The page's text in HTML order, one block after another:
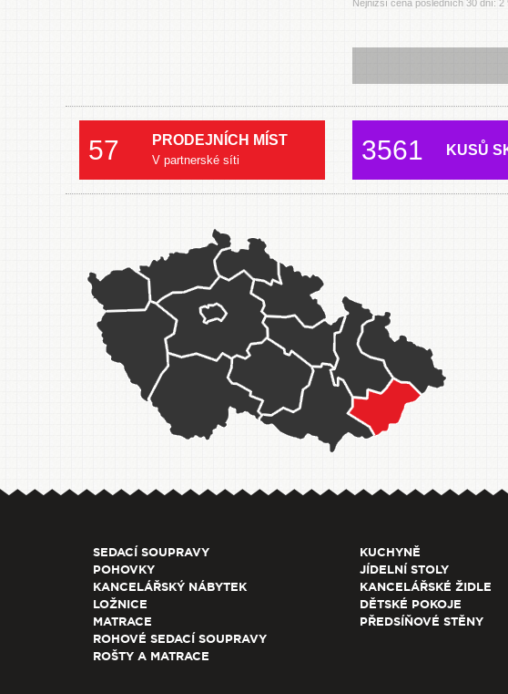
Nejnižší cena posledních 30 dní: 2
57 PRODEJNÍCH MÍST
V partnerské síti 3561 KUSŮ
SEDACÍ SOUPRAVY
POHOVKY
KANCELÁŘSKÝ NÁBYTEK
LOŽNICE
MATRACE
ROHOVÉ SEDACÍ SOUPRAVY
ROŠTY A MATRACE
KUCHYNĚ
JÍDELNÍ STOLY
KANCELÁŘSKÉ ŽIDLE
DĚTSKÉ POKOJE
PŘEDSÍŇOVÉ STĚNY